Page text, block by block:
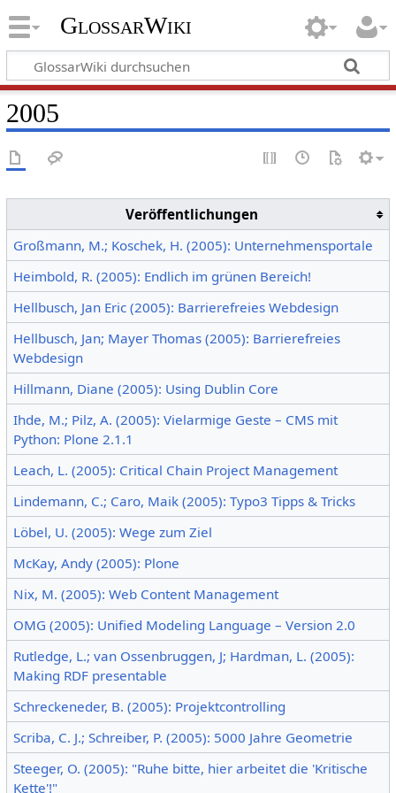
GlossarWiki
2005
Veröffentlichungen
Großmann, M.; Koschek, H. (2005): Unternehmensportale
Heimbold, R. (2005): Endlich im grünen Bereich!
Hellbusch, Jan Eric (2005): Barrierefreies Webdesign
Hellbusch, Jan; Mayer Thomas (2005): Barrierefreies
Webdesign
Hillmann, Diane (2005): Using Dublin Core
Ihde, M.; Pilz, A. (2005): Vielarmige Geste – CMS mit
Python: Plone 2.1.1
Leach, L. (2005): Critical Chain Project Management
Lindemann, C.; Caro, Maik (2005): Typo3 Tipps & Tricks
Löbel, U. (2005): Wege zum Ziel
McKay, Andy (2005): Plone
Nix, M. (2005): Web Content Management
OMG (2005): Unified Modeling Language – Version 2.0
Rutledge, L.; van Ossenbruggen, J; Hardman, L. (2005):
Making RDF presentable
Schreckeneder, B. (2005): Projektcontrolling
Scriba, C. J.; Schreiber, P. (2005): 5000 Jahre Geometrie
Steeger, O. (2005): "Ruhe bitte, hier arbeitet die 'Kritische
Kette'!"